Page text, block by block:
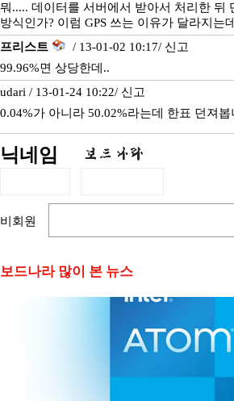
뭐..... 데이터를 서버에서 받아서 처리한 뒤
방식인가? 이럼 GPS 쓰는 이유가 달라지는
프리스트
/ 13-01-02 10:17/ 신고
99.96%면 상당한데..
udari / 13-01-24 10:22/ 신고
0.04%가 아니라 50.02%라는데 한표 던져봅
닉네임
비회원
보드나라 많이 본 뉴스